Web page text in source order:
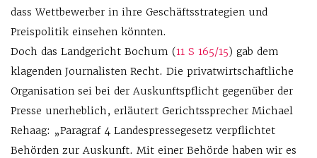
dass Wettbewerber in ihre Geschäftsstrategien und
Preispolitik einsehen könnten.
Doch das Landgericht Bochum (11 S 165/15) gab dem
klagenden Journalisten Recht. Die privatwirtschaftliche
Organisation sei bei der Auskunftspflicht gegenüber der
Presse unerheblich, erläutert Gerichtssprecher Michael
Rehaag: „Paragraf 4 Landespressegesetz verpflichtet
Behörden zur Auskunft. Mit einer Behörde haben wir es